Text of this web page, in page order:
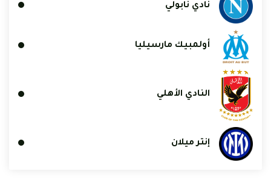
نادي نابولي
أولمبيك مارسيليا
النادي الأهلي
إنتر ميلان